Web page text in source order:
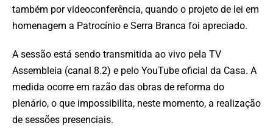
também por videoconferência, quando o projeto de lei em
homenagem a Patrocínio e Serra Branca foi apreciado.
A sessão está sendo transmitida ao vivo pela TV
Assembleia (canal 8.2) e pelo YouTube oficial da Casa. A
medida ocorre em razão das obras de reforma do
plenário, o que impossibilita, neste momento, a realização
de sessões presenciais.